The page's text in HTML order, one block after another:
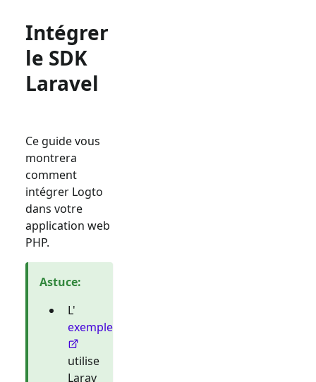
Intégrer
le SDK
Laravel
Ce guide vous
montrera
comment
intégrer Logto
dans votre
application web
PHP.
Astuce:
L'
exemple
utilise
Larav